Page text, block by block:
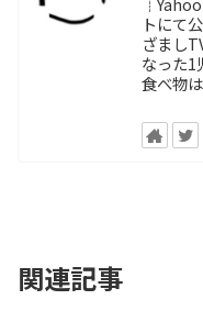
トにて
ざまし
なった
食べ物
関連記事